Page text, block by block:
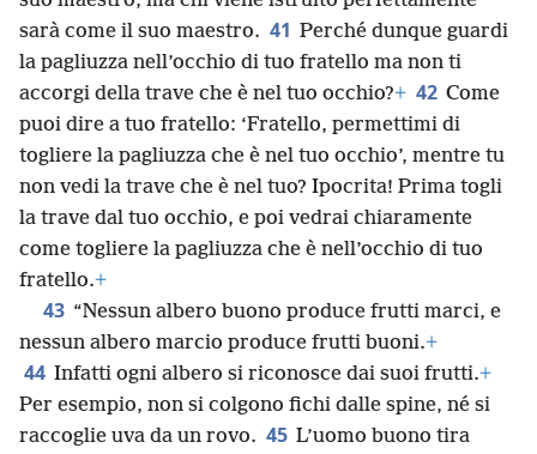
sarà come il suo maestro. 41 Perché dunque guardi
la pagliuzza nell’occhio di tuo fratello ma non ti
accorgi della trave che è nel tuo occhio?+ 42 Come
puoi dire a tuo fratello: ‘Fratello, permettimi di
togliere la pagliuzza che è nel tuo occhio’, mentre tu
non vedi la trave che è nel tuo? Ipocrita! Prima togli
la trave dal tuo occhio, e poi vedrai chiaramente
come togliere la pagliuzza che è nell’occhio di tuo
fratello.+
43 “Nessun albero buono produce frutti marci, e
nessun albero marcio produce frutti buoni.+
44 Infatti ogni albero si riconosce dai suoi frutti.+
Per esempio, non si colgono fichi dalle spine, né si
raccoglie uva da un rovo. 45 L’uomo buono tira